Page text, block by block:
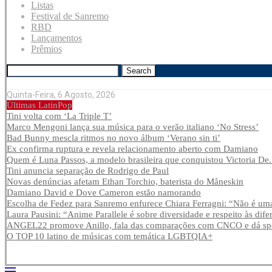
Listas
Festival de Sanremo
RBD
Lançamentos
Prêmios
Search
Quinta-Feira, 6 Agosto, 2026
Últimas LatinPop
Tini volta com ‘La Triple T’
Marco Mengoni lança sua música para o verão italiano ‘No Stress’
Bad Bunny mescla ritmos no novo álbum ‘Verano sin ti’
Ex confirma ruptura e revela relacionamento aberto com Damiano
Quem é Luna Passos, a modelo brasileira que conquistou Victoria
Tini anuncia separação de Rodrigo de Paul
Novas denúncias afetam Ethan Torchio, baterista do Måneskin
Damiano David e Dove Cameron estão namorando
Escolha de Fedez para Sanremo enfurece Chiara Ferragni: “Não é
Laura Pausini: “Anime Parallele é sobre diversidade e respeito às
ANGEL22 promove Anillo, fala das comparações com CNCO e dá
O TOP 10 latino de músicas com temática LGBTQIA+